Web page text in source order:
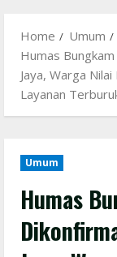
Home
Umum
Humas
Jaya, Warga
Layanan
Umum
Humas